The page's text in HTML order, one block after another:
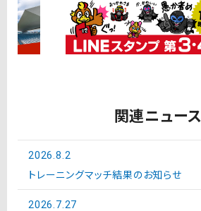
関連ニュース
2026.8.2
トレーニングマッチ結果のお知らせ
2026.7.27